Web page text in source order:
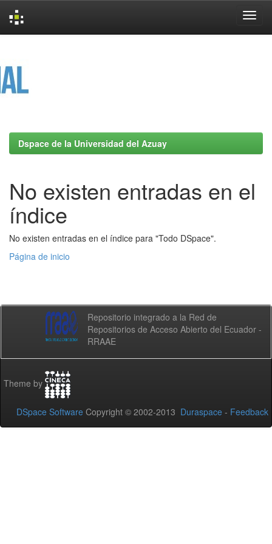
Dspace de la Universidad del Azuay
No existen entradas en el
índice
No existen entradas en el índice para "Todo DSpace".
Página de inicio
Repositorio integrado a la Red de
Repositorios de Acceso Abierto del Ecuador -
RRAAE
Theme by
DSpace Software Copyright © 2002-2013 Duraspace - Feedback